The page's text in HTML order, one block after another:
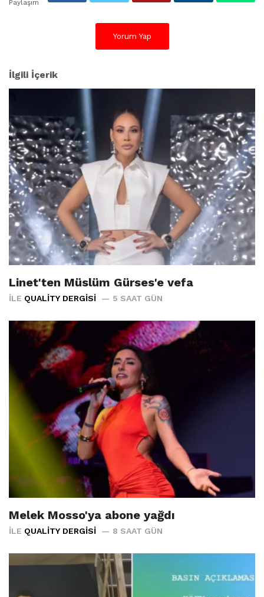
Paylaşım
Yorum Yap
İlgili İçerik
Linet'ten Müslüm Gürses'e vefa
İLE QUALITY DERGISI 5 SAAT GÜN
Melek Mosso'ya abone yağdı
İLE QUALITY DERGISI 8 SAAT GÜN